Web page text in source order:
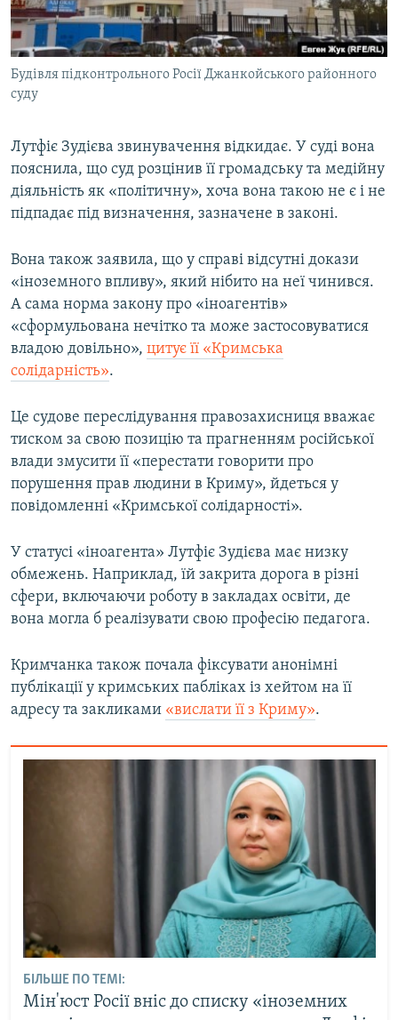
Будівля підконтрольного Росії Джанкойського районного
суду
Лутфіє Зудієва звинувачення відкидає. У суді вона
пояснила, що суд розцінив її громадську та медійну
діяльність як «політичну», хоча вона такою не є і не
підпадає під визначення, зазначене в законі.
Вона також заявила, що у справі відсутні докази
«іноземного впливу», який нібито на неї чинився.
А сама норма закону про «іноагентів»
«сформульована нечітко та може застосовуватися
владою довільно», цитує її «Кримська
солідарність».
Це судове переслідування правозахисниця вважає
тиском за свою позицію та прагненням російської
влади змусити її «перестати говорити про
порушення прав людини в Криму», йдеться у
повідомленні «Кримської солідарності».
У статусі «іноагента» Лутфіє Зудієва має низку
обмежень. Наприклад, їй закрита дорога в різні
сфери, включаючи роботу в закладах освіти, де
вона могла б реалізувати свою професію педагога.
Кримчанка також почала фіксувати анонімні
публікації у кримських пабліках із хейтом на її
адресу та закликами «вислати її з Криму».
БІЛЬШЕ ПО ТЕМІ:
Мін'юст Росії вніс до списку «іноземних